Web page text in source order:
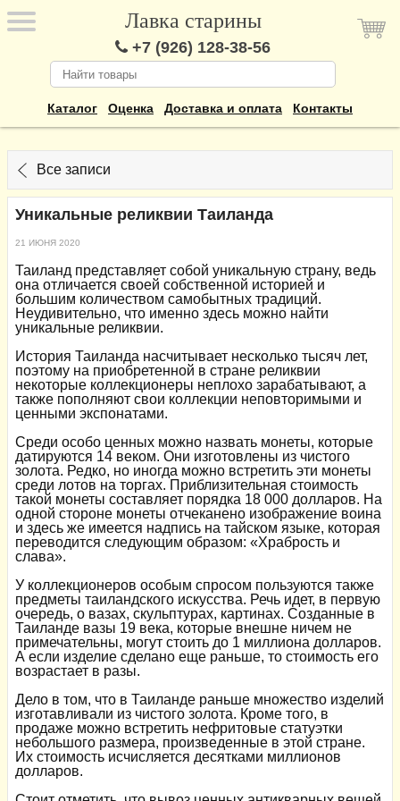
Лавка старины
+7 (926) 128-38-56
Каталог Оценка Доставка и оплата Контакты
Все записи
Уникальные реликвии Таиланда
21 ИЮНЯ 2020
Таиланд представляет собой уникальную страну, ведь
она отличается своей собственной историей и
большим количеством самобытных традиций.
Неудивительно, что именно здесь можно найти
уникальные реликвии.
История Таиланда насчитывает несколько тысяч лет,
поэтому на приобретенной в стране реликвии
некоторые коллекционеры неплохо зарабатывают, а
также пополняют свои коллекции неповторимыми и
ценными экспонатами.
Среди особо ценных можно назвать монеты, которые
датируются 14 веком. Они изготовлены из чистого
золота. Редко, но иногда можно встретить эти монеты
среди лотов на торгах. Приблизительная стоимость
такой монеты составляет порядка 18 000 долларов. На
одной стороне монеты отчеканено изображение воина
и здесь же имеется надпись на тайском языке, которая
переводится следующим образом: «Храбрость и
слава».
У коллекционеров особым спросом пользуются также
предметы таиландского искусства. Речь идет, в первую
очередь, о вазах, скульптурах, картинах. Созданные в
Таиланде вазы 19 века, которые внешне ничем не
примечательны, могут стоить до 1 миллиона долларов.
А если изделие сделано еще раньше, то стоимость его
возрастает в разы.
Дело в том, что в Таиланде раньше множество изделий
изготавливали из чистого золота. Кроме того, в
продаже можно встретить нефритовые статуэтки
небольшого размера, произведенные в этой стране.
Их стоимость исчисляется десятками миллионов
долларов.